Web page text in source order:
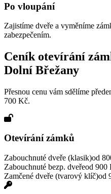
Po vloupání
Zajistíme dveře a vyměníme
zabezpečením.
Ceník otevírání
Dolní Břežany
Přesnou cenu vám sdělíme
700 Kč.
Otevírání zámků
Zabouchnuté dveře (klasik)od
Zabouchnuté bezp. dveřeod 900
Zamčené dveře (tvarový klíč)od